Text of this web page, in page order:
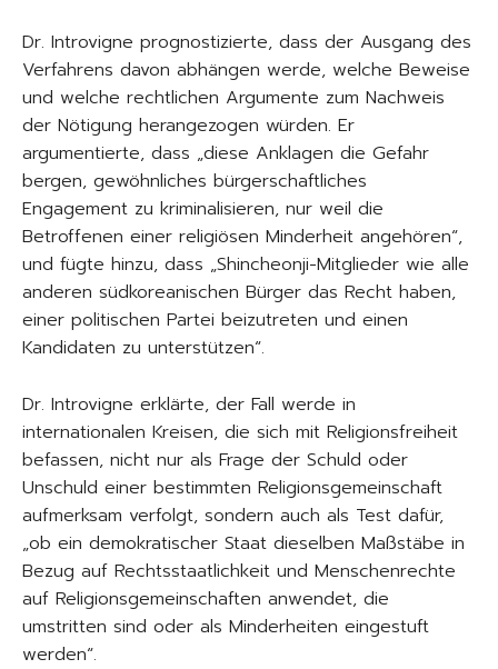
Dr. Introvigne prognostizierte, dass der Ausgang des
Verfahrens davon abhängen werde, welche Beweise
und welche rechtlichen Argumente zum Nachweis
der Nötigung herangezogen würden. Er
argumentierte, dass „diese Anklagen die Gefahr
bergen, gewöhnliches bürgerschaftliches
Engagement zu kriminalisieren, nur weil die
Betroffenen einer religiösen Minderheit angehören“,
und fügte hinzu, dass „Shincheonji-Mitglieder wie alle
anderen südkoreanischen Bürger das Recht haben,
einer politischen Partei beizutreten und einen
Kandidaten zu unterstützen“.
Dr. Introvigne erklärte, der Fall werde in
internationalen Kreisen, die sich mit Religionsfreiheit
befassen, nicht nur als Frage der Schuld oder
Unschuld einer bestimmten Religionsgemeinschaft
aufmerksam verfolgt, sondern auch als Test dafür,
„ob ein demokratischer Staat dieselben Maßstäbe in
Bezug auf Rechtsstaatlichkeit und Menschenrechte
auf Religionsgemeinschaften anwendet, die
umstritten sind oder als Minderheiten eingestuft
werden“.